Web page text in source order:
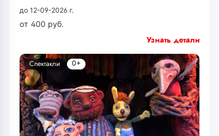
до 12-09-2026 г.
от 400 руб.
Узнать детали
Спектакли 0+